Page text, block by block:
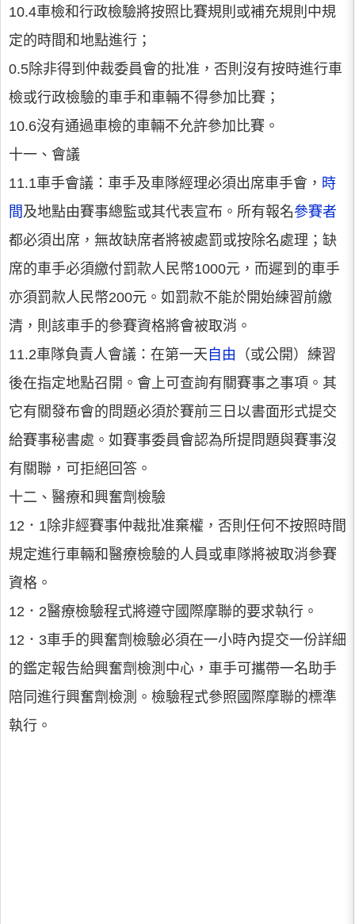
10.4車檢和行政檢驗將按照比賽規則或補充規則中規
定的時間和地點進行；
0.5除非得到仲裁委員會的批准，否則沒有按時進行車
檢或行政檢驗的車手和車輛不得參加比賽；
10.6沒有通過車檢的車輛不允許參加比賽。
十一、會議
11.1車手會議：車手及車隊經理必須出席車手會， 時
間及地點由賽事總監或其代表宣布。所有報名參賽者
都必須出席，無故缺席者將被處罰或按除名處理；缺
席的車手必須繳付罰款人民幣1000元，而遲到的車手
亦須罰款人民幣200元。如罰款不能於開始練習前繳
清，則該車手的參賽資格將會被取消。
11.2車隊負責人會議：在第一天 自由 （或公開）練習
後在指定地點召開。會上可查詢有關賽事之事項。其
它有關發布會的問題必須於賽前三日以書面形式提交
給賽事秘書處。如賽事委員會認為所提問題與賽事沒
有關聯，可拒絕回答。
十二、醫療和興奮劑檢驗
12．1除非經賽事仲裁批准棄權，否則任何不按照時間
規定進行車輛和醫療檢驗的人員或車隊將被取消參賽
資格。
12．2醫療檢驗程式將遵守國際摩聯的要求執行。
12．3車手的興奮劑檢驗必須在一小時內提交一份詳細
的鑑定報告給興奮劑檢測中心，車手可攜帶一名助手
陪同進行興奮劑檢測。檢驗程式參照國際摩聯的標準
執行。